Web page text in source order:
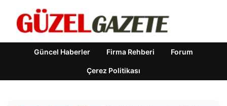
Güncel Haberler Firma Rehberi Forum
Çerez Politikası